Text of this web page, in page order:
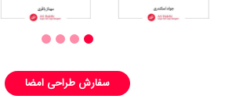
سفارش طراحی امضا